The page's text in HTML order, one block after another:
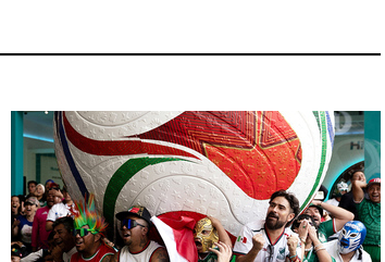
вчера, 17:35В Казани
этажа
вчера, 17:17Bloomberg:
киберкомандование США
расследует серию
самоубийств своих служащих
вчера, 17:00Сняты